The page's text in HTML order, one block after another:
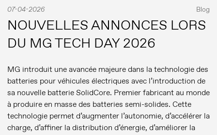
07-04-2026 Blog
NOUVELLES ANNONCES LORS
DU MG TECH DAY 2026
MG introduit une avancée majeure dans la technologie des
batteries pour véhicules électriques avec l’introduction de
sa nouvelle batterie SolidCore. Premier fabricant au monde
à produire en masse des batteries semi-solides. Cette
technologie permet d’augmenter l’autonomie, d’accélérer la
charge, d’affiner la distribution d’énergie, d’améliorer la